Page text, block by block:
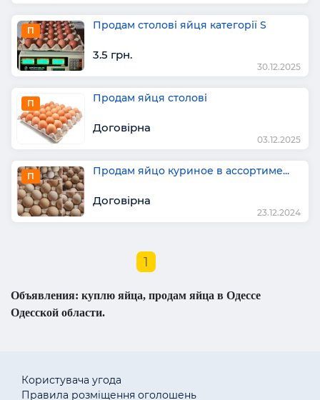
П Продам столові яйця категорії S
3.5 грн.
30.12.2025
П Продам яйця столові
Договірна
03.12.2025
П Продам яйцо куриное в ассортиме...
Договірна
23.12.2024
1
Объявления: куплю яйца, продам яйца в Одессе
Одесской области.
Користувача угода
Правила розміщення оголошень